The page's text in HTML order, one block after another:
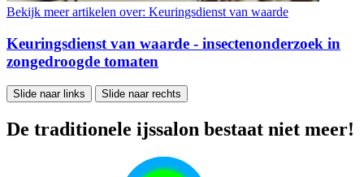
Bekijk meer artikelen over: Keuringsdienst van waarde
Keuringsdienst van waarde - insectenonderzoek in
zongedroogde tomaten
Slide naar links Slide naar rechts
De traditionele ijssalon bestaat niet meer!